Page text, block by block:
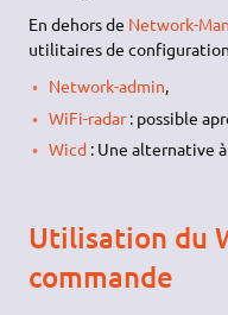
En dehors de Network-
utilitaires de
Network-admin,
WiFi-radar: possible
Wicd: Une alternative à
Utilisation du
commande